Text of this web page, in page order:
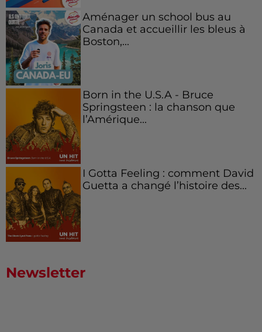
Aménager un school bus au
Canada et accueillir les bleus à
Boston,...
Born in the U.S.A - Bruce
Springsteen : la chanson que
l’Amérique...
I Gotta Feeling : comment David
Guetta a changé l’histoire des...
Newsletter